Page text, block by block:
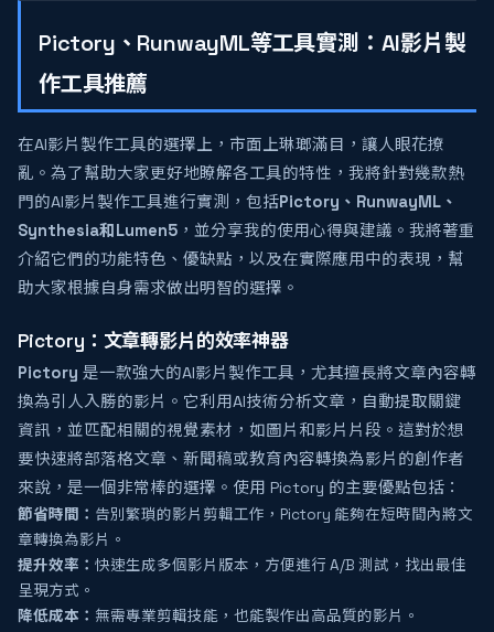
Pictory、RunwayML等工具實測：AI影片製
作工具推薦
在AI影片製作工具的選擇上，市面上琳瑯滿目，讓人眼花撩
亂。為了幫助大家更好地瞭解各工具的特性，我將針對幾款熱
門的AI影片製作工具進行實測，包括Pictory、RunwayML、
Synthesia和Lumen5 ，並分享我的使用心得與建議。我將著重
介紹它們的功能特色、優缺點，以及在實際應用中的表現，幫
助大家根據自身需求做出明智的選擇。
Pictory：文章轉影片的效率神器
Pictory 是一款強大的AI影片製作工具，尤其擅長將文章內容轉
換為引人入勝的影片。它利用AI技術分析文章，自動提取關鍵
資訊，並匹配相關的視覺素材，如圖片和影片片段。這對於想
要快速將部落格文章、新聞稿或教育內容轉換為影片的創作者
來說，是一個非常棒的選擇。使用 Pictory 的主要優點包括：
節省時間： 告別繁瑣的影片剪輯工作，Pictory 能夠在短時間內將文
章轉換為影片。
提升效率： 快速生成多個影片版本，方便進行 A/B 測試，找出最佳
呈現方式。
降低成本： 無需專業剪輯技能，也能製作出高品質的影片。